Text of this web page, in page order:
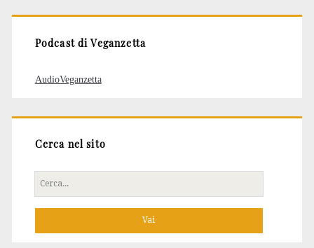
Podcast di Veganzetta
AudioVeganzetta
Cerca nel sito
Cerca
per: